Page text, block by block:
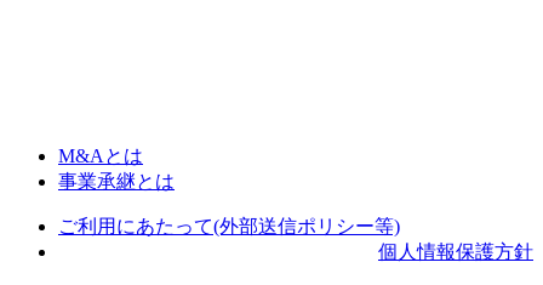
M&Aとは
事業承継とは
ご利用にあたって(外部送信ポリシー等)
個人情報保護方針